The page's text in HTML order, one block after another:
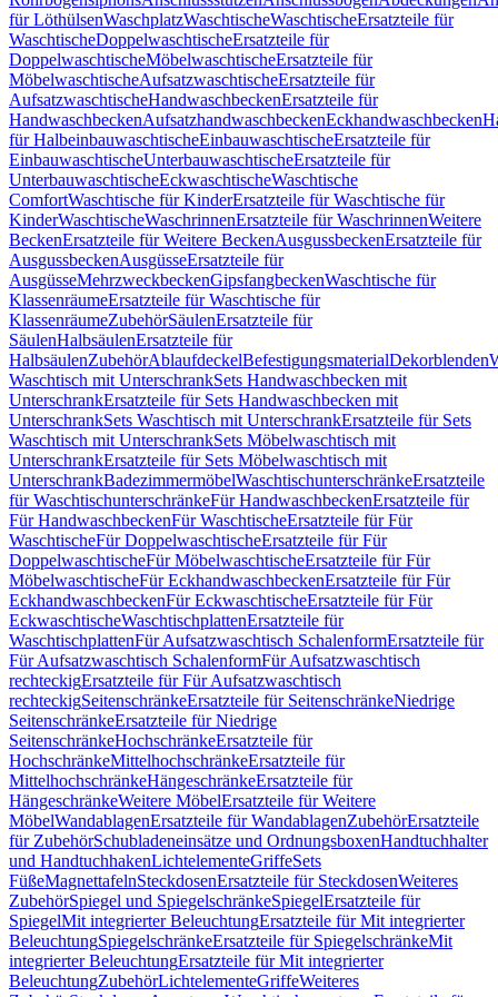
für LöthülsenWaschplatzWaschtischeWaschtischeErsatzteile für
WaschtischeDoppelwaschtischeErsatzteile für
DoppelwaschtischeMöbelwaschtischeErsatzteile für
MöbelwaschtischeAufsatzwaschtischeErsatzteile für
AufsatzwaschtischeHandwaschbeckenErsatzteile für
HandwaschbeckenAufsatzhandwaschbeckenEckhandwaschbecken
für HalbeinbauwaschtischeEinbauwaschtischeErsatzteile für
EinbauwaschtischeUnterbauwaschtischeErsatzteile für
UnterbauwaschtischeEckwaschtischeWaschtische
ComfortWaschtische für KinderErsatzteile für Waschtische für
KinderWaschtischeWaschrinnenErsatzteile für WaschrinnenWeitere
BeckenErsatzteile für Weitere BeckenAusgussbeckenErsatzteile für
AusgussbeckenAusgüsseErsatzteile für
AusgüsseMehrzweckbeckenGipsfangbeckenWaschtische für
KlassenräumeErsatzteile für Waschtische für
KlassenräumeZubehörSäulenErsatzteile für
SäulenHalbsäulenErsatzteile für
HalbsäulenZubehörAblaufdeckelBefestigungsmaterialDekorblenden
Waschtisch mit UnterschrankSets Handwaschbecken mit
UnterschrankErsatzteile für Sets Handwaschbecken mit
UnterschrankSets Waschtisch mit UnterschrankErsatzteile für Sets
Waschtisch mit UnterschrankSets Möbelwaschtisch mit
UnterschrankErsatzteile für Sets Möbelwaschtisch mit
UnterschrankBadezimmermöbelWaschtischunterschränkeErsatzteile
für WaschtischunterschränkeFür HandwaschbeckenErsatzteile für
Für HandwaschbeckenFür WaschtischeErsatzteile für Für
WaschtischeFür DoppelwaschtischeErsatzteile für Für
DoppelwaschtischeFür MöbelwaschtischeErsatzteile für Für
MöbelwaschtischeFür EckhandwaschbeckenErsatzteile für Für
EckhandwaschbeckenFür EckwaschtischeErsatzteile für Für
EckwaschtischeWaschtischplattenErsatzteile für
WaschtischplattenFür Aufsatzwaschtisch SchalenformErsatzteile für
Für Aufsatzwaschtisch SchalenformFür Aufsatzwaschtisch
rechteckigErsatzteile für Für Aufsatzwaschtisch
rechteckigSeitenschränkeErsatzteile für SeitenschränkeNiedrige
SeitenschränkeErsatzteile für Niedrige
SeitenschränkeHochschränkeErsatzteile für
HochschränkeMittelhochschränkeErsatzteile für
MittelhochschränkeHängeschränkeErsatzteile für
HängeschränkeWeitere MöbelErsatzteile für Weitere
MöbelWandablagenErsatzteile für WandablagenZubehörErsatzteile
für ZubehörSchubladeneinsätze und OrdnungsboxenHandtuchhalter
und HandtuchhakenLichtelementeGriffeSets
FüßeMagnettafelnSteckdosenErsatzteile für SteckdosenWeiteres
ZubehörSpiegel und SpiegelschränkeSpiegelErsatzteile für
SpiegelMit integrierter BeleuchtungErsatzteile für Mit integrierter
BeleuchtungSpiegelschränkeErsatzteile für SpiegelschränkeMit
integrierter BeleuchtungErsatzteile für Mit integrierter
BeleuchtungZubehörLichtelementeGriffeWeiteres